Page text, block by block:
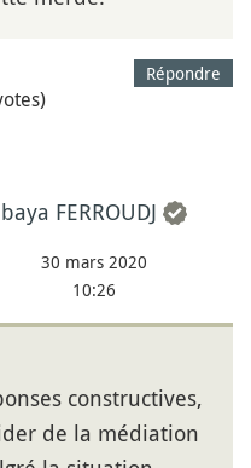
Répondre
baya FERROUDJ
30 mars 2020
10:26
constructives,
de la médiation